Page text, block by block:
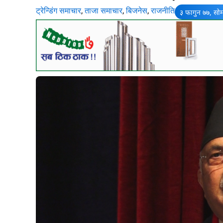
ट्रेन्डिंग समाचार,ताजा समाचार,बिजनेस,राजनीति ३ फागुन ७७,